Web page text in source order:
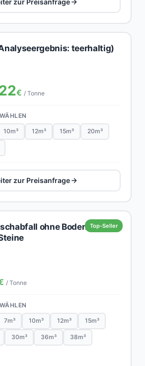
teerhaltig)
€ / Tonne
10m³ 12m³ 15m³ 20m³
zur Preisanfrage
Top-Seller
ohne Boden,
/ Tonne
7m³ 10m³ 12m³ 15m³
30m³ 36m³ 38m³